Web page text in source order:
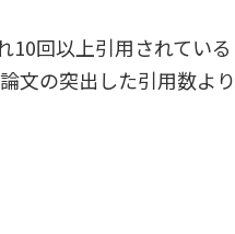
回以上引用されてい
文の突出した引用数よ